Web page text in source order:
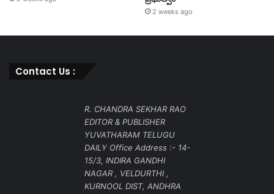
2 weeks ago
Contact Us :
R. CHANDRA SEKHAR RAO
EDITOR & PUBLISHER
YUVATHARAM TELUGU
DAILY Office Address :- 14-
15/3, INDIRA GANDHI
NAGAR , VELDURTHI ,
KURNOOL DIST, ANDHRA